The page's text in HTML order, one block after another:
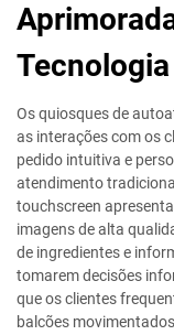
Os quiosques de
as interações com os
pedido intuitiva e
atendimento
touchscreen
imagens de alta
de ingredientes e
tomarem decisões
que os clientes
balcões